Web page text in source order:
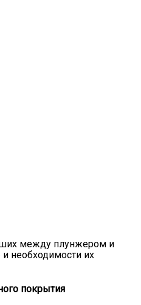
между плунжером и
и необходимости их
покрытия